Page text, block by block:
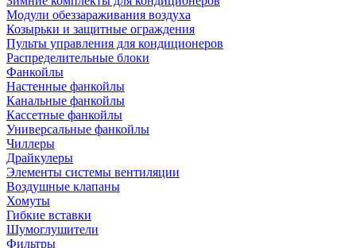
Модули обеззараживания воздуха
Козырьки и защитные ограждения
Пульты управления для кондиционеров
Распределительные блоки
Фанкойлы
Настенные фанкойлы
Канальные фанкойлы
Кассетные фанкойлы
Универсальные фанкойлы
Чиллеры
Драйкулеры
Элементы системы вентиляции
Воздушные клапаны
Хомуты
Гибкие вставки
Шумоглушители
Фильтры